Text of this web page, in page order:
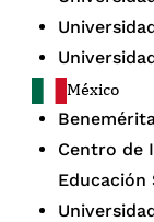
México
Centro de
Educación